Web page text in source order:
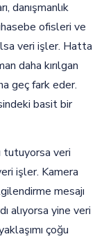
danışmanlık
ofisleri ve
veri işler. Hatta
daha kırılgan
geç fark eder.
basit bir
tutuyorsa veri
işler. Kamera
mesajı
alıyorsa yine veri
çoğu